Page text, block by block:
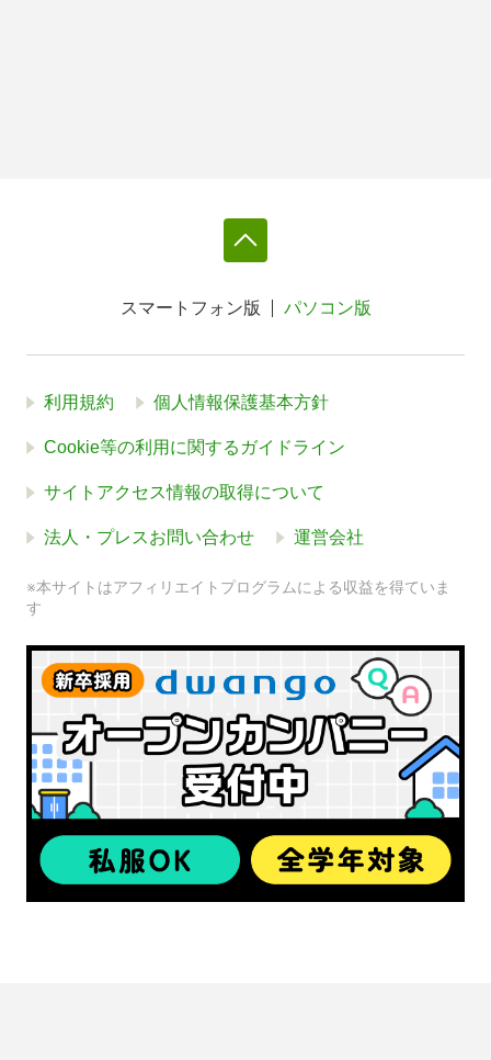
スマートフォン版 パソコン版
利用規約 個人情報保護基本方針
Cookie等の利用に関するガイドライン
サイトアクセス情報の取得について
法人・プレスお問い合わせ 運営会社
※本サイトはアフィリエイトプログラムによる収益を得ていま
す